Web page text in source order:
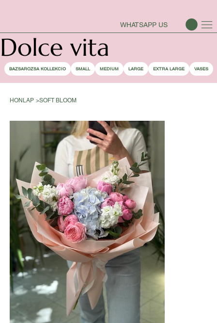
WHATSAPP US
Dolce vita
BAZSAROZSA KOLLEKCIO SMALL MEDIUM LARGE EXTRA LARGE VASES
HONLAP >SOFT BLOOM